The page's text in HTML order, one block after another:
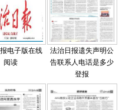
电子版在线
阅读
法治日报遗失声明公
告联系人电话是多少
登报